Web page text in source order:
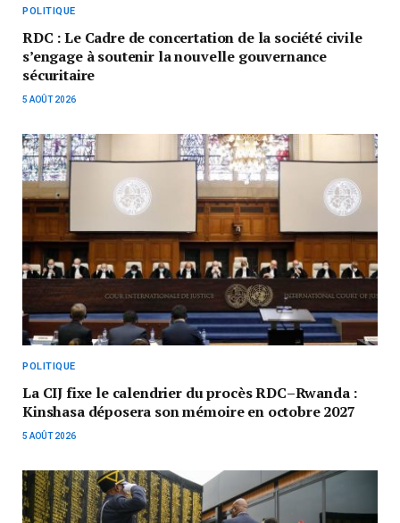
POLITIQUE
RDC : Le Cadre de concertation de la société civile
s’engage à soutenir la nouvelle gouvernance
sécuritaire
5 AOÛT 2026
POLITIQUE
La CIJ fixe le calendrier du procès RDC–Rwanda :
Kinshasa déposera son mémoire en octobre 2027
5 AOÛT 2026